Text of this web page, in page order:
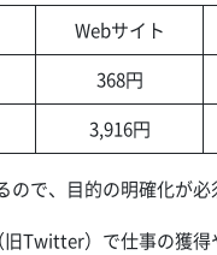
Webサイト
368円
3,916円
ので、目的の明確化が必
旧Twitter）で仕事の獲得